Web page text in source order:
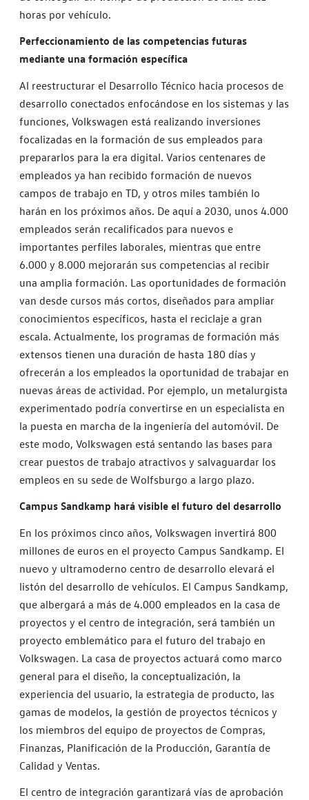
horas por vehículo.
Perfeccionamiento de las competencias futuras
mediante una formación específica
Al reestructurar el Desarrollo Técnico hacia procesos de
desarrollo conectados enfocándose en los sistemas y las
funciones, Volkswagen está realizando inversiones
focalizadas en la formación de sus empleados para
prepararlos para la era digital. Varios centenares de
empleados ya han recibido formación de nuevos
campos de trabajo en TD, y otros miles también lo
harán en los próximos años. De aquí a 2030, unos 4.000
empleados serán recalificados para nuevos e
importantes perfiles laborales, mientras que entre
6.000 y 8.000 mejorarán sus competencias al recibir
una amplia formación. Las oportunidades de formación
van desde cursos más cortos, diseñados para ampliar
conocimientos específicos, hasta el reciclaje a gran
escala. Actualmente, los programas de formación más
extensos tienen una duración de hasta 180 días y
ofrecerán a los empleados la oportunidad de trabajar en
nuevas áreas de actividad. Por ejemplo, un metalurgista
experimentado podría convertirse en un especialista en
la puesta en marcha de la ingeniería del automóvil. De
este modo, Volkswagen está sentando las bases para
crear puestos de trabajo atractivos y salvaguardar los
empleos en su sede de Wolfsburgo a largo plazo.
Campus Sandkamp hará visible el futuro del desarrollo
En los próximos cinco años, Volkswagen invertirá 800
millones de euros en el proyecto Campus Sandkamp. El
nuevo y ultramoderno centro de desarrollo elevará el
listón del desarrollo de vehículos. El Campus Sandkamp,
que albergará a más de 4.000 empleados en la casa de
proyectos y el centro de integración, será también un
proyecto emblemático para el futuro del trabajo en
Volkswagen. La casa de proyectos actuará como marco
general para el diseño, la conceptualización, la
experiencia del usuario, la estrategia de producto, las
gamas de modelos, la gestión de proyectos técnicos y
los miembros del equipo de proyectos de Compras,
Finanzas, Planificación de la Producción, Garantía de
Calidad y Ventas.
El centro de integración garantizará vías de aprobación